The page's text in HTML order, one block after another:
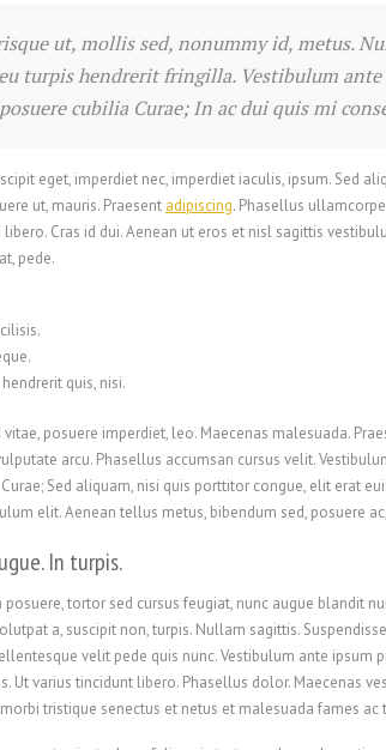
ut, mollis sed, nonummy id, metus.
turpis hendrerit fringilla. Vestibulum
cubilia Curae; In ac dui quis mi
eget, imperdiet nec, imperdiet iaculis, ipsum. Sed
ut, mauris. Praesent adipiscing. Phasellus
Cras id dui. Aenean ut eros et nisl sagittis
pede.
quis, nisi.
posuere imperdiet, leo. Maecenas malesuada.
arcu. Phasellus accumsan cursus velit.
Sed aliquam, nisi quis porttitor congue, elit erat
elit. Aenean tellus metus, bibendum sed, posuere
In turpis.
posuere, tortor sed cursus feugiat, nunc augue blandit
a, suscipit non, turpis. Nullam sagittis.
velit pede quis nunc. Vestibulum ante ipsum
Ut varius tincidunt libero. Phasellus dolor. Maecenas
tristique senectus et netus et malesuada fames ac